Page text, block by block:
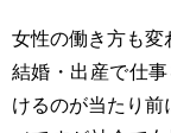
女性の働き方も変
結婚・出産で仕
けるのが当たり前